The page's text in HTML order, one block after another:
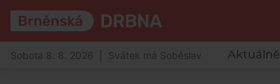
Sobota 8. 8. 2026 | Svátek má Soběslav Aktuálně